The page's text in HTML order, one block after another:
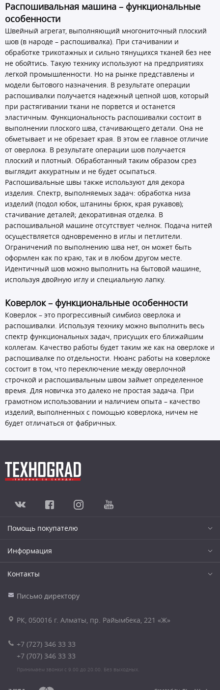
Распошивальная машина – функциональные
особенности
Швейный агрегат, выполняющий многониточный плоский
шов (в народе – распошивалка). При стачивании и
обработке трикотажных и сильно тянущихся тканей без нее
не обойтись. Такую технику используют на предприятиях
легкой промышленности. Но на рынке представлены и
модели бытового назначения. В результате операции
распошивалки получается надежный цепной шов, который
при растягивании ткани не порвется и останется
эластичным. Функциональность распошивалки состоит в
выполнении плоского шва, стачивающего детали. Она не
обметывает и не обрезает края. В этом ее главное отличие
от оверлока. В результате операции шов получается
плоский и плотный. Обработанный таким образом срез
выглядит аккуратным и не будет осыпаться.
Распошивальные швы также используют для декора
изделия. Спектр, выполняемых задач: обработка низа
изделий (подол юбок, штанины брюк, края рукавов);
стачивание деталей; декоративная отделка. В
распошивальной машине отсутствует челнок. Подача нитей
осуществляется одновременно в иглы и петлители.
Ограничений по выполнению шва нет, он может быть
оформлен как по краю, так и в любом другом месте.
Идентичный шов можно выполнить на бытовой машине,
используя двойную иглу и специальную лапку.
Коверлок – функциональные особенности
Коверлок – это прогрессивный симбиоз оверлока и
распошивалки. Используя технику можно выполнить весь
спектр функциональных задач, присущих его ближайшим
коллегам. Качество работы будет таким же как на оверлоке и
распошивалке по отдельности. Нюанс работы на коверлоке
состоит в том, что переключение между оверлочной
строчкой и распошивальным швом займет определенное
время. Для новичка это далеко не простая задача. При
грамотном использовании и наличием опыта – качество
изделий, выполненных с помощью коверлока, ничем не
будет отличаться от фабричных.
Помощь покупателю
Информация
Контакты
Письмо директору
РК, 050016 г. Алматы, пр. Райымбека, 221 «Ж»
+7 (727) 346 33 33
+7 (707) 346 33 33
Принимаем звонки с 9.00 до 20.00. Без выходных.